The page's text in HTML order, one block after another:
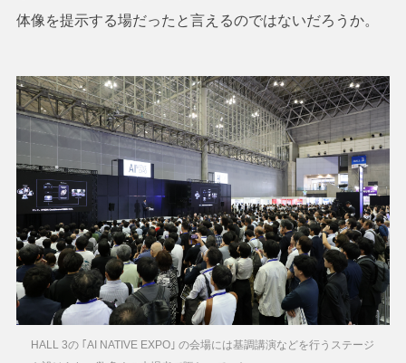
体像を提示する場だったと言えるのではないだろうか。
HALL 3の ｢AI NATIVE EXPO｣ の会場には基調講演などを行うステージ